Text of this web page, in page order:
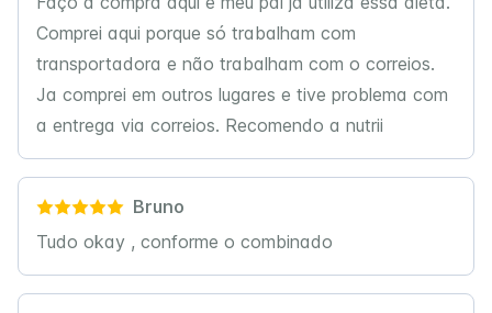
Comprei aqui porque só trabalham com
transportadora e não trabalham com o correios.
Ja comprei em outros lugares e tive problema com
a entrega via correios. Recomendo a nutrii
Bruno
Tudo okay , conforme o combinado